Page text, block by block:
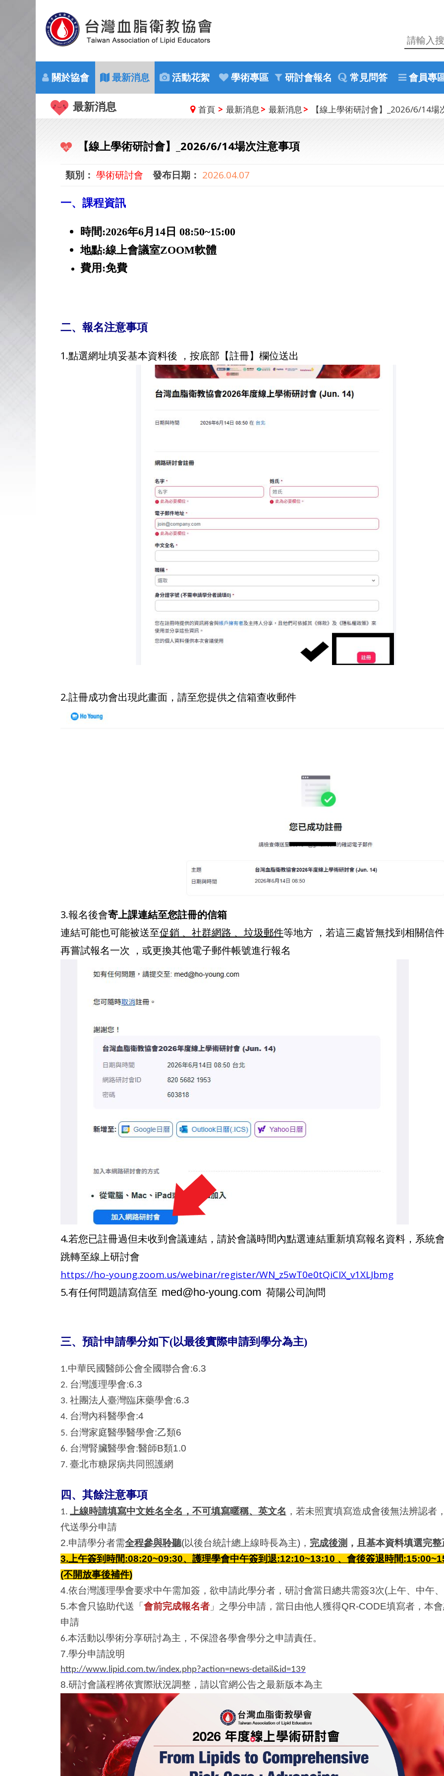
關於協會 最新消息 活動花絮 學術專區 研討會報名 常見問答 會員專
最新消息 首頁 最新消息 最新消息 【線上學術研討會】_2026/6/14場
【線上學術研討會】_2026/6/14場次注意事項
類別： 學術研討會 發布日期： 2026.04.07
一、課程資訊
時間:2026年6月14日 08:50~15:00
地點:線上會議室ZOOM軟體
費用:免費
二、報名注意事項
1.點選網址填妥基本資料後 ，按底部【註冊】欄位送出
2.註冊成功會出現此畫面，請至您提供之信箱查收郵件
3.報名後會寄上課連結至您註冊的信箱
連結可能也可能被送至促銷 、社群網路 、垃圾郵件等地方 ，若這三處皆無找到相關信
再嘗試報名一次 ，或更換其他電子郵件帳號進行報名
4.若您已註冊過但未收到會議連結，請於會議時間內點選連結重新填寫報名資料，系統
跳轉至線上研討會
https://ho-young.zoom.us/webinar/register/WN_z5wT0e0tQiCIX_v1XLJbmg
5.有任何問題請寫信至 med@ho-young.com 荷陽公司 詢問
三、預計申請學分如下(以最後實際申請到學分為主)
1.中華民國醫師公會全國聯合會:6.3
2. 台灣護理學會:6.3
3. 社團法人臺灣臨床藥學會:6.3
4. 台灣內科醫學會:4
5. 台灣家庭醫學醫學會:乙類6
6. 台灣腎臟醫學會:醫師B類1.0
7. 臺北市糖尿病共同照護網
四、其餘注意事項
1. 上線時請填寫中文姓名全名，不可填寫暱稱、英文名 ，若未照實填寫造成會後無法辨認者
代送學分申請
2.申請學分者需全程參與聆聽(以後台統計總上線時長為主)， 完成後測 ，且基本資料填選完
3.上午簽到時間:08:20~09:30、護理學會中午簽到退:12:10~13:10 、會後簽退時間
(不開放事後補件)
4.依台灣護理學會要求中午需加簽，欲申請此學分者，研討會當日總共需簽3次(上午、中午
5.本會只協助代送「 會前完成報名者 」之學分申請，當日由他人獲得QR-CODE填寫者，本
申請
6.本活動以學術分享研討為主，不保證各學會學分之申請責任。
7.學分申請說明
http://www.lipid.com.tw/index.php?action=news-detail&id=139
8.研討會議程將依實際狀況調整，請以官網公告之最新版本為主